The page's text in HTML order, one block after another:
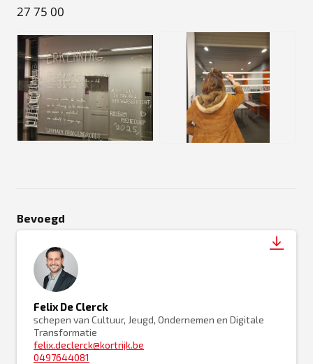
27 75 00
JPEG JPG
Bevoegd
Felix De Clerck
schepen van Cultuur, Jeugd, Ondernemen en Digitale
Transformatie
felix.declerck@kortrijk.be
0497644081